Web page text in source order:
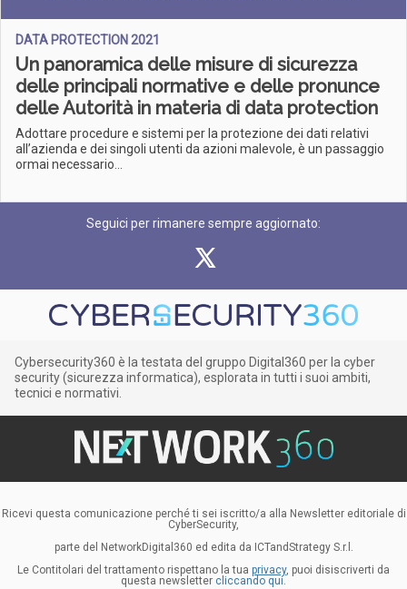
DATA PROTECTION 2021
Un panoramica delle misure di sicurezza
delle principali normative e delle pronunce
delle Autorità in materia di data protection
Adottare procedure e sistemi per la protezione dei dati relativi
all’azienda e dei singoli utenti da azioni malevole, è un passaggio
ormai necessario...
Seguici per rimanere sempre aggiornato:
Cybersecurity360 è la testata del gruppo Digital360 per la cyber
security (sicurezza informatica), esplorata in tutti i suoi ambiti,
tecnici e normativi.
Ricevi questa comunicazione perché ti sei iscritto/a alla Newsletter editoriale di
CyberSecurity,
parte del NetworkDigital360 ed edita da ICTandStrategy S.r.l.
Le Contitolari del trattamento rispettano la tua privacy, puoi disiscriverti da
questa newsletter cliccando qui.